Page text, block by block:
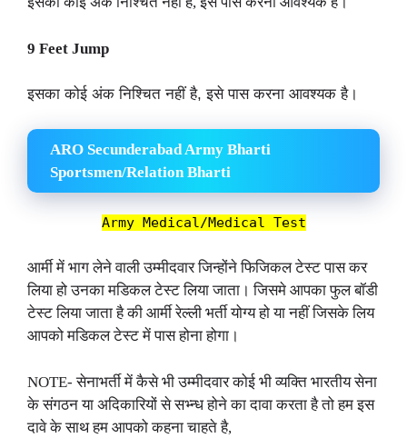
9 Feet Jump
इसका कोई अंक निश्चित नहीं है, इसे पास करना आवश्यक है।
ARO Secunderabad Army Bharti
Sportsmen/Relation Bharti
Army Medical/Medical Test
आर्मी में भाग लेने वाली उम्मीदवार जिन्होंने फिजिकल टेस्ट पास कर
लिया हो उनका मडिकल टेस्ट लिया जाता। जिसमे आपका फुल बॉडी
टेस्ट लिया जाता है की आर्मी रेल्ली भर्ती योग्य हो या नहीं जिसके लिय
आपको मडिकल टेस्ट में पास होना होगा।
NOTE- सेनाभर्ती में कैसे भी उम्मीदवार कोई भी व्यक्ति भारतीय सेना
के संगठन या अदिकारियों से सभ्न्ध होने का दावा करता है तो हम इस
दावे के साथ हम आपको कहना चाहते है,